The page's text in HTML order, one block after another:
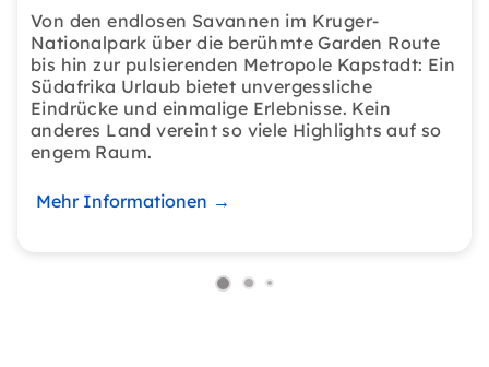
Von den endlosen Savannen im Kruger-
Nationalpark über die berühmte Garden Route
bis hin zur pulsierenden Metropole Kapstadt: Ein
Südafrika Urlaub bietet unvergessliche
Eindrücke und einmalige Erlebnisse. Kein
anderes Land vereint so viele Highlights auf so
engem Raum.
Mehr Informationen →